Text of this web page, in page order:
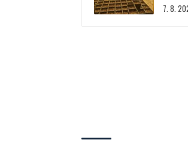
7. 8.